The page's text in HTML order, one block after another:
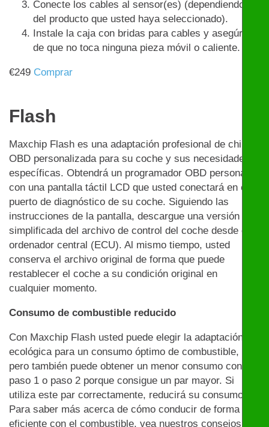
Conecte los cables al sensor(es) (dependiendo
del producto que usted haya seleccionado).
Instale la caja con bridas para cables y asegúrese
de que no toca ninguna pieza móvil o caliente.
€249 Comprar
Flash
Maxchip Flash es una adaptación profesional de chip
OBD personalizada para su coche y sus necesidades
específicas. Obtendrá un programador OBD personal
con una pantalla táctil LCD que usted conectará en el
puerto de diagnóstico de su coche. Siguiendo las
instrucciones de la pantalla, descargue una versión
simplificada del archivo de control del coche desde el
ordenador central (ECU). Al mismo tiempo, usted
conserva el archivo original de forma que puede
restablecer el coche a su condición original en
cualquier momento.
Consumo de combustible reducido
Con Maxchip Flash usted puede elegir la adaptación
ecológica para un consumo óptimo de combustible,
pero también puede obtener un menor consumo con el
paso 1 o paso 2 porque consigue un par mayor. Si
utiliza este par correctamente, reducirá su consumo.
Para saber más acerca de cómo conducir de forma
eficiente con el combustible, vea nuestros consejos